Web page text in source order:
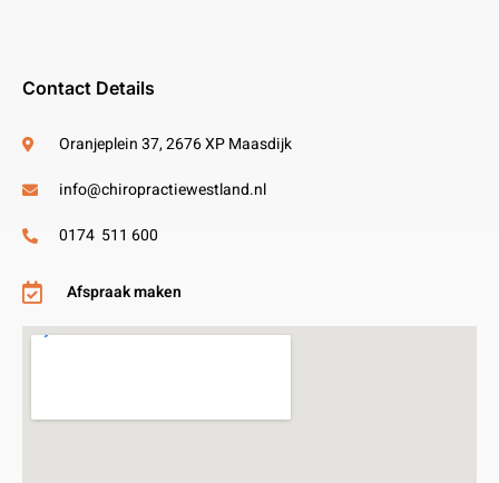
Contact Details
Oranjeplein 37, 2676 XP Maasdijk
info@chiropractiewestland.nl
0174 511 600
Afspraak maken